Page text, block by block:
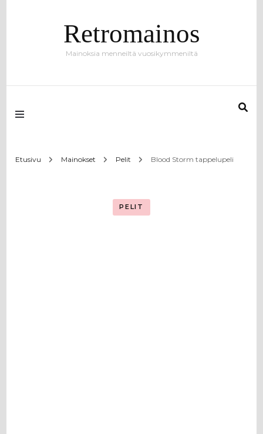
Retromainos
Mainoksia menneiltä vuosikymmeniltä
Etusivu Mainokset Pelit Blood Storm tappelupeli
PELIT